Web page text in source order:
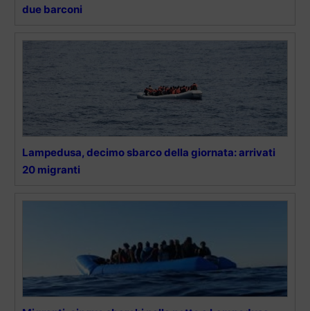
due barconi
Lampedusa, decimo sbarco della giornata: arrivati
20 migranti